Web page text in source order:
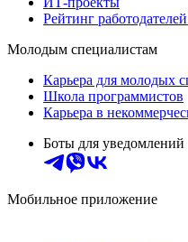
Рейтинг
Молодым специалистам
Карьера для молодых
Школа программистов
Карьера в
Боты для уведомлений
Мобильное приложение